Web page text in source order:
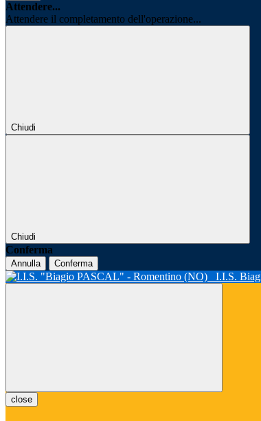
Attendere...
Attendere il completamento dell'operazione...
Chiudi
Chiudi
Conferma
Annulla Conferma
I.I.S.
close